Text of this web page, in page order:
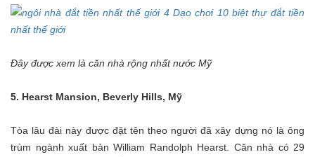
Đây được xem là căn nhà rộng nhất nước Mỹ
5. Hearst Mansion, Beverly Hills, Mỹ
Tòa lâu đài này được đặt tên theo người đã xây dựng nó là ông
trùm ngành xuất bản William Randolph Hearst. Căn nhà có 29